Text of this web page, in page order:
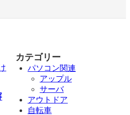
カテゴリー
パソコン関連
アップル
サーバ
アウトドア
自転車